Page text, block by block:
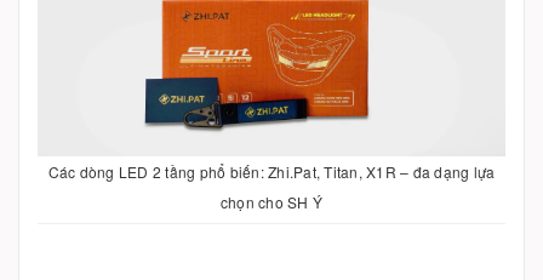
Các dòng LED 2 tầng phổ biến: Zhi.Pat, Titan, X1R – đa dạng lựa
chọn cho SH Ý